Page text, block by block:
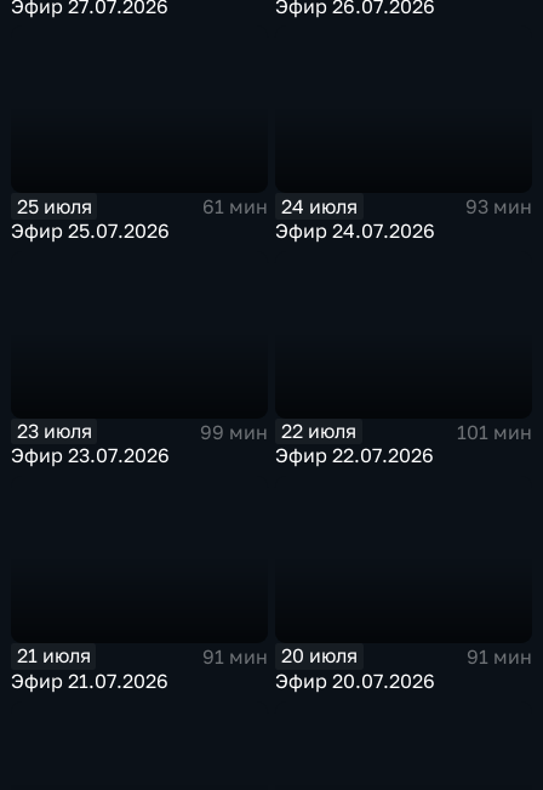
Эфир 27.07.2026 Эфир 26.07.2026
25 июля
61 мин
Эфир 25.07.2026
24 июля
93 мин
Эфир 24.07.2026
23 июля
99 мин
Эфир 23.07.2026
22 июля
101 мин
Эфир 22.07.2026
21 июля
91 мин
Эфир 21.07.2026
20 июля
91 мин
Эфир 20.07.2026